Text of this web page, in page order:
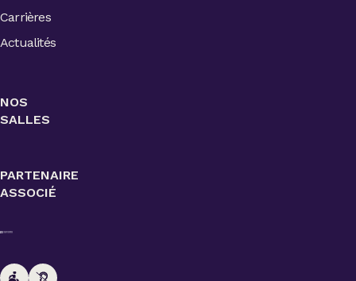
Carrières
Actualités
NOS
SALLES
PARTENAIRE
ASSOCIÉ